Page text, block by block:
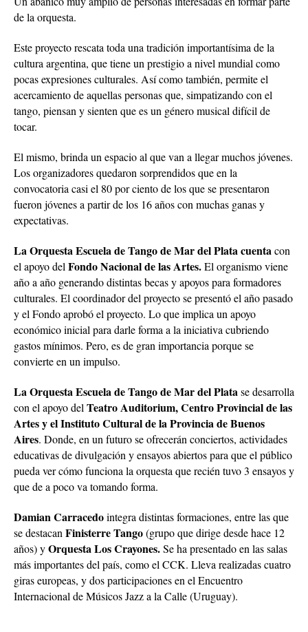
de la orquesta.
Este proyecto rescata toda una tradición importantísima de la
cultura argentina, que tiene un prestigio a nivel mundial como
pocas expresiones culturales. Así como también, permite el
acercamiento de aquellas personas que, simpatizando con el
tango, piensan y sienten que es un género musical difícil de
tocar.
El mismo, brinda un espacio al que van a llegar muchos jóvenes.
Los organizadores quedaron sorprendidos que en la
convocatoria casi el 80 por ciento de los que se presentaron
fueron jóvenes a partir de los 16 años con muchas ganas y
expectativas.
La Orquesta Escuela de Tango de Mar del Plata cuentacon
el apoyo del Fondo Nacional de las Artes.El organismo viene
año a año generando distintas becas y apoyos para formadores
culturales. El coordinador del proyecto se presentó el año pasado
y el Fondo aprobó el proyecto. Lo que implica un apoyo
económico inicial para darle forma a la iniciativa cubriendo
gastos mínimos. Pero, es de gran importancia porque se
convierte en un impulso.
La Orquesta Escuela de Tango de Mar del Platase desarrolla
con el apoyo del Teatro Auditorium, Centro Provincial de las
Artes y el Instituto Cultural de la Provincia de Buenos
Aires. Donde, en un futuro se ofrecerán conciertos, actividades
educativas de divulgación y ensayos abiertos para que el público
pueda ver cómo funciona la orquesta que recién tuvo 3 ensayos y
que de a poco va tomando forma.
Damian Carracedointegra distintas formaciones, entre las que
se destacan Finisterre Tango(grupo que dirige desde hace 12
años) yOrquesta Los Crayones.Se ha presentado en las salas
más importantes del país, como el CCK. Lleva realizadas cuatro
giras europeas, y dos participaciones en el Encuentro
Internacional de Músicos Jazz a la Calle (Uruguay).